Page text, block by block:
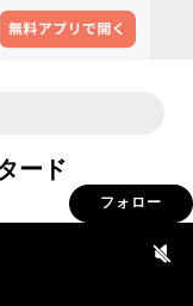
ード
フォロー